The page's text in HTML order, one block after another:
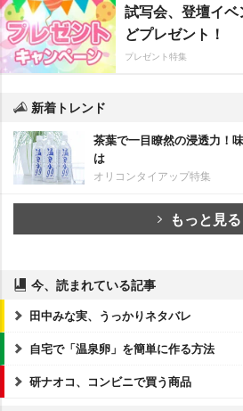
試写会、登壇イ
どプレゼント！
プレゼント特集
新着トレンド
茶葉で一目瞭然の浸透力！
は
オリコンタイアップ特集
もっと見る
今、読まれている記事
田中みな実、うっかりネタバレ
自宅で「温泉卵」を簡単に作る方法
研ナオコ、コンビニで買う商品